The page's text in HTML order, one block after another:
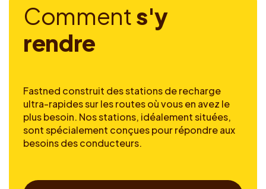
Comment s'y
rendre
Fastned construit des stations de recharge
ultra-rapides sur les routes où vous en avez le
plus besoin. Nos stations, idéalement situées,
sont spécialement conçues pour répondre aux
besoins des conducteurs.